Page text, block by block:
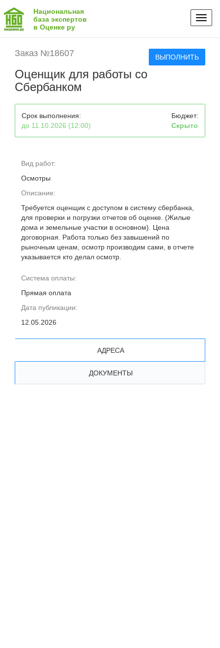
Национальная
база экспертов
в Оценке ру
Заказ №18607 ВЫПОЛНИТЬ
Оценщик для работы со
Сбербанком
Срок выполнения:
до 11.10.2026 (12:00)
Бюджет:
Скрыто
Вид работ:
Осмотры
Описание:
Требуется оценщик с доступом в систему сбербанка,
для проверки и погрузки отчетов об оценке. (Жилые
дома и земельные участки в основном). Цена
договорная. Работа только без завышений по
рыночным ценам, осмотр производим сами, в отчете
указывается кто делал осмотр.
Система оплаты:
Прямая оплата
Дата публикации:
12.05.2026
АДРЕСА
ДОКУМЕНТЫ